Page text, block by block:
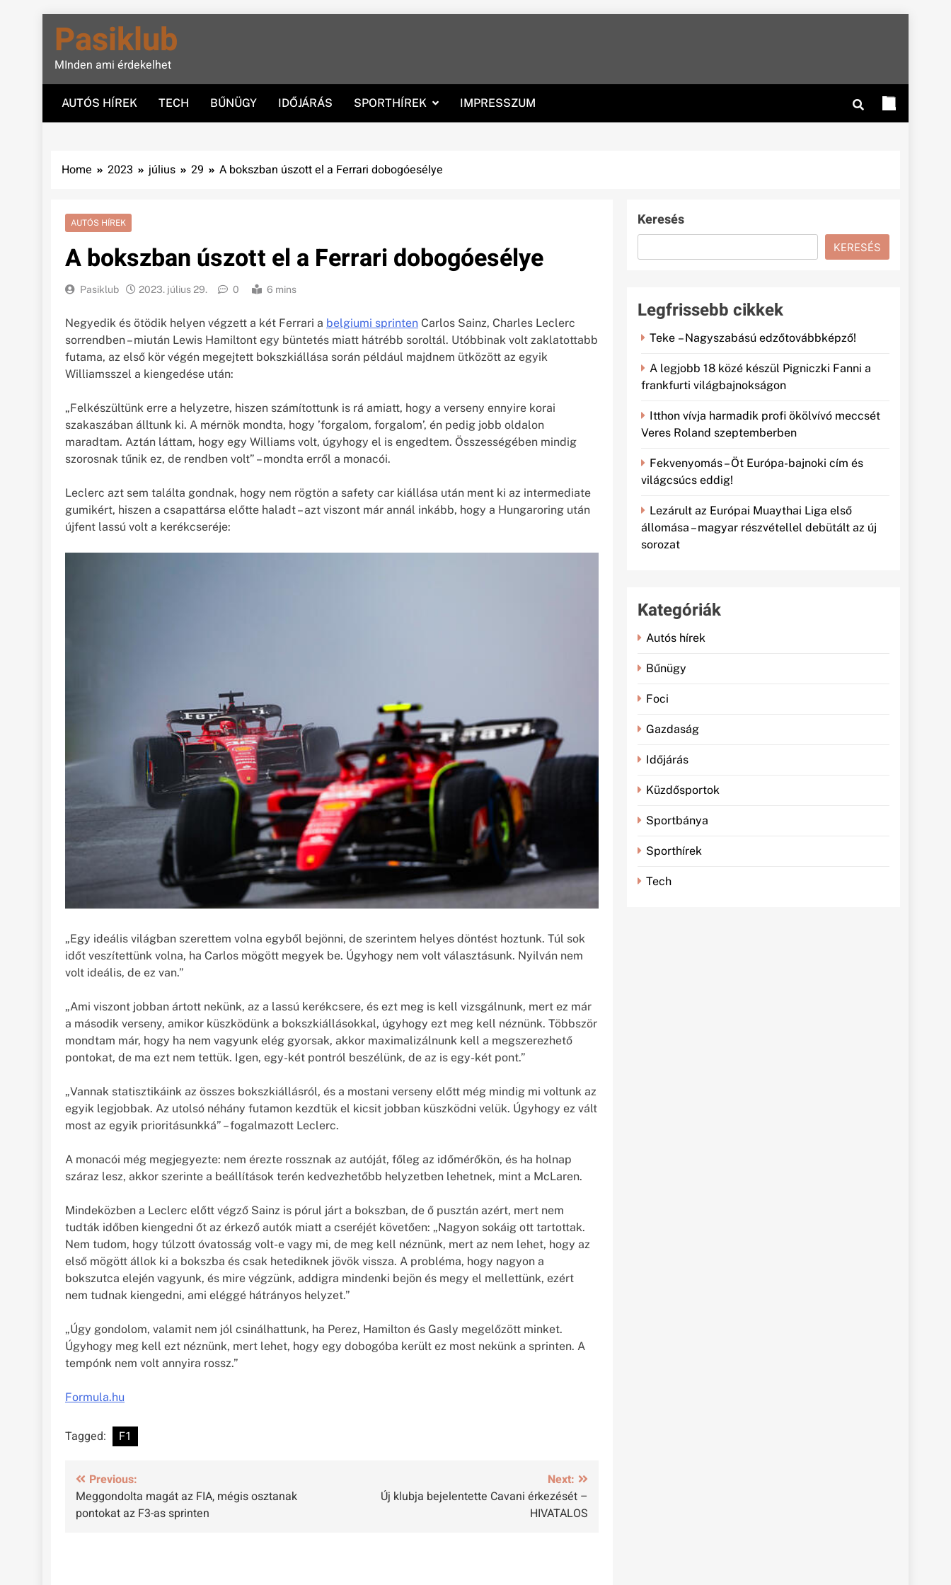
content
Pasiklub
MInden ami érdekelhet
AUTÓS HÍREK TECH BŰNÜGY IDŐJÁRÁS SPORTHÍREK IMPRESSZUM
Home 2023 július 29 A bokszban úszott el a Ferrari dobogóesélye
AUTÓS HÍREK
A bokszban úszott el a Ferrari dobogóesélye
Pasiklub 2023. július 29. 0 6 mins
Negyedik és ötödik helyen végzett a két Ferrari a belgiumi sprinten Carlos Sainz, Charles Leclerc
sorrendben – miután Lewis Hamiltont egy büntetés miatt hátrébb soroltál. Utóbbinak volt zaklatottabb
futama, az első kör végén megejtett bokszkiállása során például majdnem ütközött az egyik
Williamsszel a kiengedése után:
„Felkészültünk erre a helyzetre, hiszen számítottunk is rá amiatt, hogy a verseny ennyire korai
szakaszában álltunk ki. A mérnök mondta, hogy ’forgalom, forgalom’, én pedig jobb oldalon
maradtam. Aztán láttam, hogy egy Williams volt, úgyhogy el is engedtem. Összességében mindig
szorosnak tűnik ez, de rendben volt” – mondta erről a monacói.
Leclerc azt sem találta gondnak, hogy nem rögtön a safety car kiállása után ment ki az intermediate
gumikért, hiszen a csapattársa előtte haladt – azt viszont már annál inkább, hogy a Hungaroring után
újfent lassú volt a kerékcseréje:
„Egy ideális világban szerettem volna egyből bejönni, de szerintem helyes döntést hoztunk. Túl sok
időt veszítettünk volna, ha Carlos mögött megyek be. Úgyhogy nem volt választásunk. Nyilván nem
volt ideális, de ez van.”
„Ami viszont jobban ártott nekünk, az a lassú kerékcsere, és ezt meg is kell vizsgálnunk, mert ez már
a második verseny, amikor küszködünk a bokszkiállásokkal, úgyhogy ezt meg kell néznünk. Többször
mondtam már, hogy ha nem vagyunk elég gyorsak, akkor maximalizálnunk kell a megszerezhető
pontokat, de ma ezt nem tettük. Igen, egy-két pontról beszélünk, de az is egy-két pont.”
„Vannak statisztikáink az összes bokszkiállásról, és a mostani verseny előtt még mindig mi voltunk az
egyik legjobbak. Az utolsó néhány futamon kezdtük el kicsit jobban küszködni velük. Úgyhogy ez vált
most az egyik prioritásunkká” – fogalmazott Leclerc.
A monacói még megjegyezte: nem érezte rossznak az autóját, főleg az időmérőkön, és ha holnap
száraz lesz, akkor szerinte a beállítások terén kedvezhetőbb helyzetben lehetnek, mint a McLaren.
Mindeközben a Leclerc előtt végző Sainz is pórul járt a bokszban, de ő pusztán azért, mert nem
tudták időben kiengedni őt az érkező autók miatt a cseréjét követően: „Nagyon sokáig ott tartottak.
Nem tudom, hogy túlzott óvatosság volt-e vagy mi, de meg kell néznünk, mert az nem lehet, hogy az
első mögött állok ki a bokszba és csak hetediknek jövök vissza. A probléma, hogy nagyon a
bokszutca elején vagyunk, és mire végzünk, addigra mindenki bejön és megy el mellettünk, ezért
nem tudnak kiengedni, ami eléggé hátrányos helyzet.”
„Úgy gondolom, valamit nem jól csinálhattunk, ha Perez, Hamilton és Gasly megelőzött minket.
Úgyhogy meg kell ezt néznünk, mert lehet, hogy egy dobogóba került ez most nekünk a sprinten. A
tempónk nem volt annyira rossz.”
Formula.hu
Tagged: F1
Bejegyzés
navigáció
Previous:
Meggondolta magát az FIA, mégis osztanak
pontokat az F3-as sprinten
Next:
Új klubja bejelentette Cavani érkezését –
HIVATALOS
Keresés
KERESÉS
Legfrissebb cikkek
Teke – Nagyszabású edzőtovábbképző!
A legjobb 18 közé készül Pigniczki Fanni a
frankfurti világbajnokságon
Itthon vívja harmadik profi ökölvívó meccsét
Veres Roland szeptemberben
Fekvenyomás – Öt Európa-bajnoki cím és
világcsúcs eddig!
Lezárult az Európai Muaythai Liga első
állomása – magyar részvétellel debütált az új
sorozat
Kategóriák
Autós hírek
Bűnügy
Foci
Gazdaság
Időjárás
Küzdősportok
Sportbánya
Sporthírek
Tech